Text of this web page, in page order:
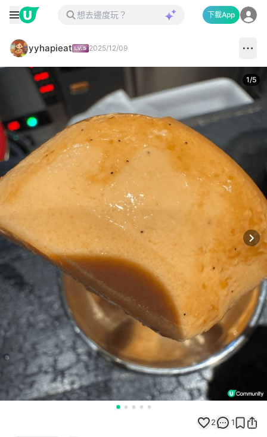
下載App
yyhapieat 2025/12/09
1/5
2 1